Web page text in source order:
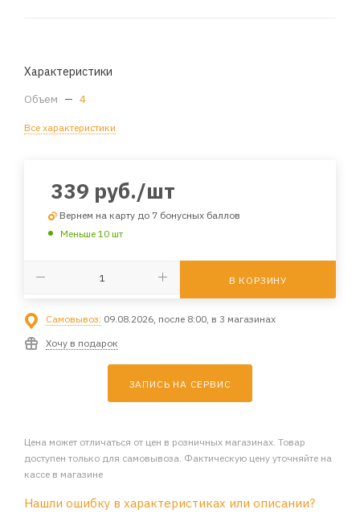
Характеристики
Объем — 4
Все характеристики
339 руб./шт
Вернем на карту до 7 бонусных баллов
Меньше 10 шт
В КОРЗИНУ
Самовывоз: 09.08.2026, после 8:00, в 3 магазинах
Хочу в подарок
ЗАПИСЬ НА СЕРВИС
Цена может отличаться от цен в розничных магазинах. Товар
доступен только для самовывоза. Фактическую цену уточняйте на
кассе в магазине
Нашли ошибку в характеристиках или описании?